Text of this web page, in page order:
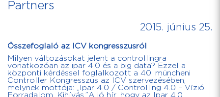
Partners
2015. június 25.
Összefoglaló az ICV kongresszusról
Milyen változásokat jelent a controllingra
vonatkozóan az ipar 4.0 és a big data? Ezzel a
központi kérdéssel foglalkozott a 40. müncheni
Controller Kongresszus az ICV szervezésében,
melynek mottója: „Ipar 4.0 / Controlling 4.0 – Vízió.
Forradalom. Kihívás.”A jó hír, hogy az Ipar 4.0